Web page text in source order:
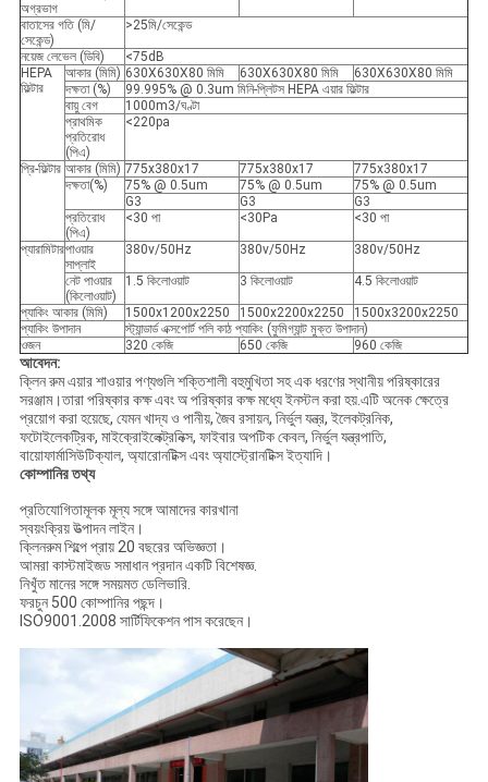
অগ্রভাগ
বাতাসের গতি (মি/
সেকেন্ড)
>25মি/সেকেন্ড
নয়েজ লেভেল (ডিবি)
<75dB
HEPA
ফিল্টার
আকার (মিমি) 630X630X80 মিমি 630X630X80 মিমি
630X630X80 মিমি
দক্ষতা (%)
99.995% @ 0.3um মিনি-প্লিটস HEPA এয়ার ফিল্টার
বায়ু বেগ
1000m3/ঘণ্টা
প্রাথমিক
প্রতিরোধ
(পিএ)
<220pa
প্রি-ফিল্টার আকার (মিমি) 775x380x17 775x380x17
775x380x17
দক্ষতা(%)
75% @ 0.5um 75% @ 0.5um
75% @ 0.5um
G3
G3
G3
প্রতিরোধ
(পিএ)
<30 পা <30Pa <30 পা
প্যারামিটারপাওয়ার
সাপ্লাই
380v/50Hz 380v/50Hz 380v/50Hz
নেট পাওয়ার
(কিলোওয়াট)
1.5 কিলোওয়াট 3 কিলোওয়াট 4.5 কিলোওয়াট
প্যাকিং আকার (মিমি) 1500x1200x2250 1500x2200x2250
1500x3200x2250
প্যাকিং উপাদান
স্ট্যান্ডার্ড এক্সপোর্ট পলি কাঠ প্যাকিং (ফুমিগ্যান্ট মুক্ত উপাদান)
ওজন
320 কেজি 650 কেজি 960 কেজি
আবেদন:
ক্লিন রুম এয়ার শাওয়ার পণ্যগুলি শক্তিশালী বহুমুখিতা সহ এক ধরণের স্থানীয় পরিষ্কারের
সরঞ্জাম।তারা পরিষ্কার কক্ষ এবং অ পরিষ্কার কক্ষ মধ্যে ইনস্টল করা হয়.এটি অনেক ক্ষেত্রে
প্রয়োগ করা হয়েছে, যেমন খাদ্য ও পানীয়, জৈব রসায়ন, নির্ভুল যন্ত্র, ইলেকট্রনিক,
ফটোইলেকট্রিক, মাইক্রোইলেক্ট্রনিক্স, ফাইবার অপটিক কেবল, নির্ভুল যন্ত্রপাতি,
বায়োফার্মাসিউটিক্যাল, অ্যারোনটিক্স এবং অ্যাস্ট্রোনটিক্স ইত্যাদি।
কোম্পানির তথ্য
প্রতিযোগিতামূলক মূল্য সঙ্গে আমাদের কারখানা
স্বয়ংক্রিয় উত্পাদন লাইন।
ক্লিনরুম শিল্পে প্রায় 20 বছরের অভিজ্ঞতা।
আমরা কাস্টমাইজড সমাধান প্রদান একটি বিশেষজ্ঞ.
নিখুঁত মানের সঙ্গে সময়মত ডেলিভারি.
ফরচুন 500 কোম্পানির পছন্দ।
ISO9001.2008 সার্টিফিকেশন পাস করেছেন।